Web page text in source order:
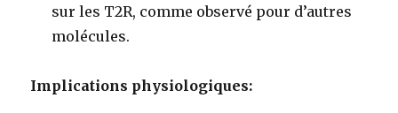
sur les T2R, comme observé pour d’autres
molécules.
Implications physiologiques: